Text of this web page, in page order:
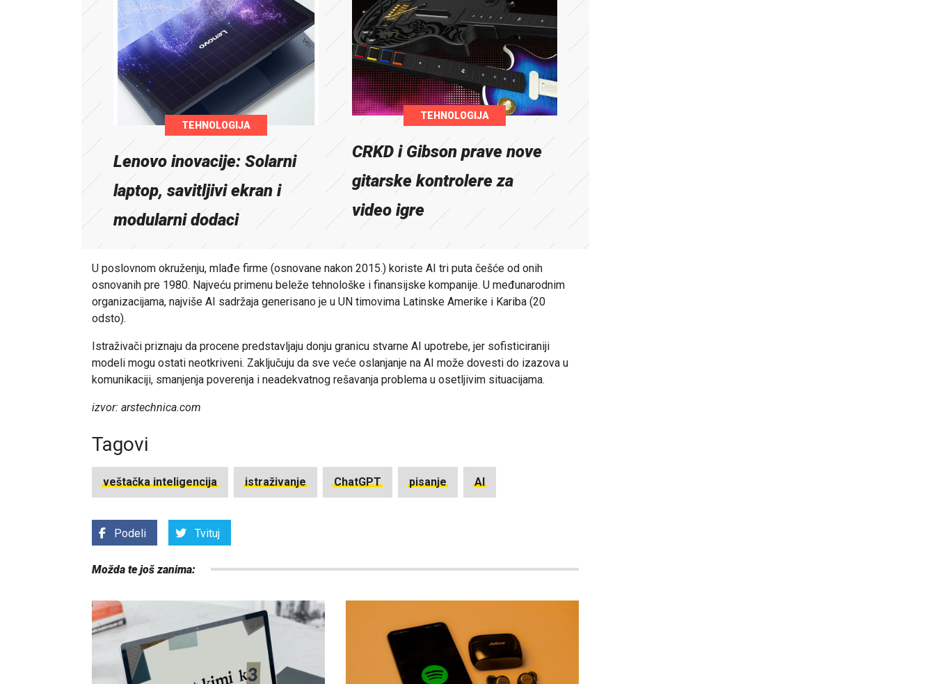
TEHNOLOGIJA
Lenovo inovacije: Solarni
laptop, savitljivi ekran i
modularni dodaci
TEHNOLOGIJA
CRKD i Gibson prave nove
gitarske kontrolere za
video igre
U poslovnom okruženju, mlađe firme (osnovane nakon 2015.) koriste AI tri puta češće od onih
osnovanih pre 1980. Najveću primenu beleže tehnološke i finansijske kompanije. U međunarodnim
organizacijama, najviše AI sadržaja generisano je u UN timovima Latinske Amerike i Kariba (20
odsto).
Istraživači priznaju da procene predstavljaju donju granicu stvarne AI upotrebe, jer sofisticiraniji
modeli mogu ostati neotkriveni. Zaključuju da sve veće oslanjanje na AI može dovesti do izazova u
komunikaciji, smanjenja poverenja i neadekvatnog rešavanja problema u osetljivim situacijama.
izvor: arstechnica.com
Tagovi
veštačka inteligencija istraživanje ChatGPT pisanje AI
Podeli Tvituj
Možda te još zanima: